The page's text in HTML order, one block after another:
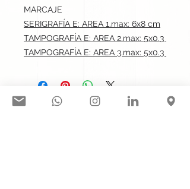
MARCAJE
SERIGRAFÍA E: AREA 1.max: 6x8 cm
TAMPOGRAFÍA E: AREA 2.max: 5x0.3 cm
TAMPOGRAFÍA E: AREA 3.max: 5x0.3 cm